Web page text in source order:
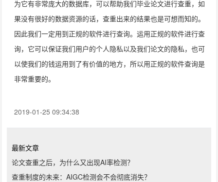
为它有非常庞大的数据库，可以帮助我们毕业论文进行查重，如
果没有很好的数据资源的话，查重出来的结果也是可想而知的。
因此我们一定用到正规的软件进行查询。运用正规的软件进行查
询，它可以保证我们用户的个人隐私以及我们论文的隐私，也可
以使我们的钱运用到了有价值的地方，所以用正规的软件查询是
非常重要的。
2019-01-25 09:34:38
最新文章
论文查重之后，为什么又出现AI率检测？
查重制度的未来：AIGC检测会不会彻底消失？